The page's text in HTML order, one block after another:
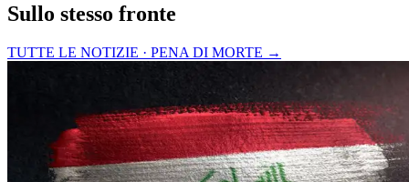
Sullo stesso fronte
TUTTE LE NOTIZIE · PENA DI MORTE →